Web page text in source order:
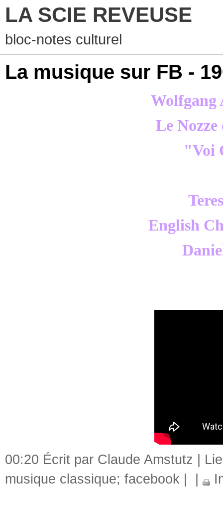
LA SCIE REVEUSE
bloc-notes culturel
La musique sur FB -
Wolfgang
Le
"Voi
English
00:20 Écrit par Claude Amstutz |
musique classique; facebook